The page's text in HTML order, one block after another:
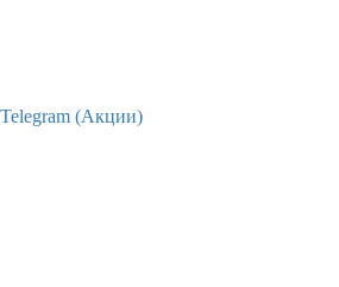
Telegram (Акции)